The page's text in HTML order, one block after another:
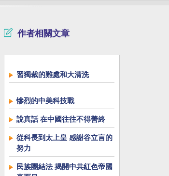
作者相關文章
習獨裁的難處和大清洗
慘烈的中美科技戰
說真話 在中國往往不得善終
從科長到太上皇 感謝谷立言的
努力
民族團結法 揭開中共紅色帝國